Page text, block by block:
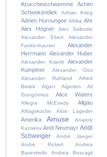
#zucchinischwemme
Achim
Schwekendiek
Adrian Krieg
Adrien Hurnungee Afrika Ahr
Alex Högner
Alex Sallustio
Alexander Ebert
Alexander
Fankenhauser
Alexander
Herrmann Alexander Huber
Alexander Krankl
Alexander
Kumptner
Alexander Oos
Alexander Ruhland
Alfred
Biolek
Algen Algerien
Ali
Güngörmüs
Alice Waters
Allegra McEvedy Allgäu
Alltagsküche Alois Lageder
Amerika Amuse
Anatoly
Kazakov Andi Neumayr Andi
Schweiger
André Jaeger
André Rickert
Andrea
Bavestrello
Andrea Boscagli